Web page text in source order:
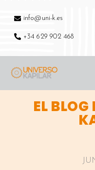
info@uni-k.es
+34 629 902 468
EL